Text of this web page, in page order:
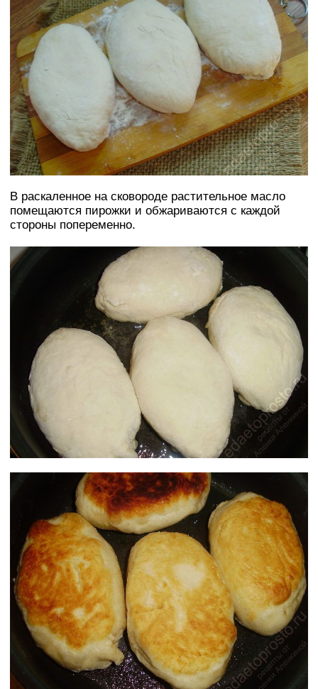
В раскаленное на сковороде растительное масло
помещаются пирожки и обжариваются с каждой
стороны попеременно.